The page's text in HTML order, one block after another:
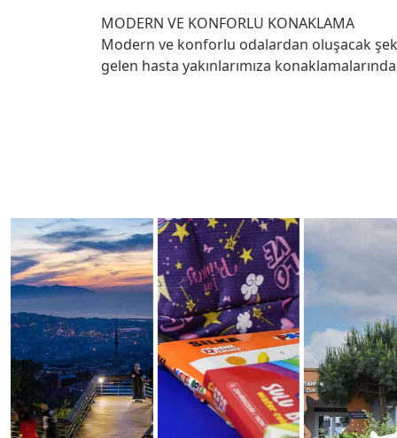
H
z
m
e
MODERN VE KONFORLU KONAKLAMA
Modern ve konforlu odalardan oluşacak
gelen hasta yakınlarımıza konaklamalarında